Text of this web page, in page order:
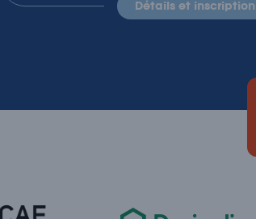
détails et inscription